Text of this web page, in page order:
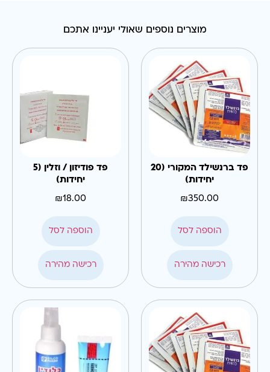
מוצרים נוספים שאולי יעניינו אתכם
פד ברנשילד המקורי (20
יחידות)
₪350.00
הוספה לסל
רכישה מהירה
פד פודיזון / וזלין (5
יחידות)
₪18.00
הוספה לסל
רכישה מהירה